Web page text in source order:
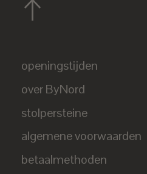
openingstijden
over ByNord
stolpersteine
algemene voorwaarden
betaalmethoden